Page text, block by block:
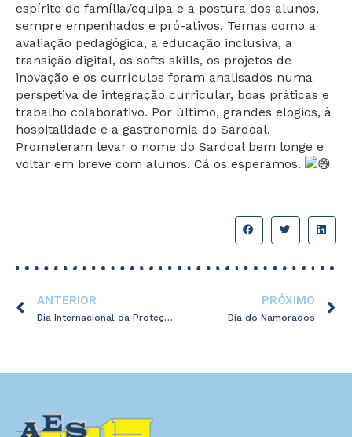
espírito de família/equipa e a postura dos alunos,
sempre empenhados e pró-ativos. Temas como a
avaliação pedagógica, a educação inclusiva, a
transição digital, os softs skills, os projetos de
inovação e os currículos foram analisados numa
perspetiva de integração curricular, boas práticas e
trabalho colaborativo. Por último, grandes elogios, à
hospitalidade e a gastronomia do Sardoal.
Prometeram levar o nome do Sardoal bem longe e
voltar em breve com alunos. Cá os esperamos.
ANTERIOR
Dia Internacional da Proteção Civil
PRÓXIMO
Dia do Namorados